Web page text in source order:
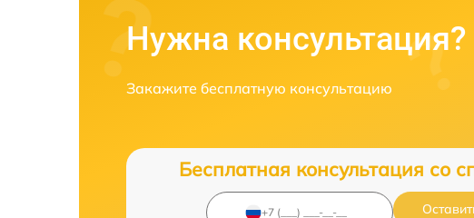
Нужна консультация?
Закажите бесплатную консультацию
Бесплатная консультация со